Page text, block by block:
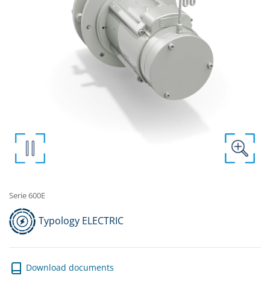
Serie 600E
Typology ELECTRIC
Download documents